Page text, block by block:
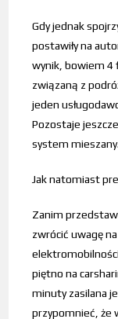
Gdy jednak
postawiły na
wynik, bowiem 4
związaną z
jeden
Pozostaje
system mieszany.
Jak natomiast
Zanim
zwrócić uwagę
piętno na
minuty zasilana
przypomnieć, że